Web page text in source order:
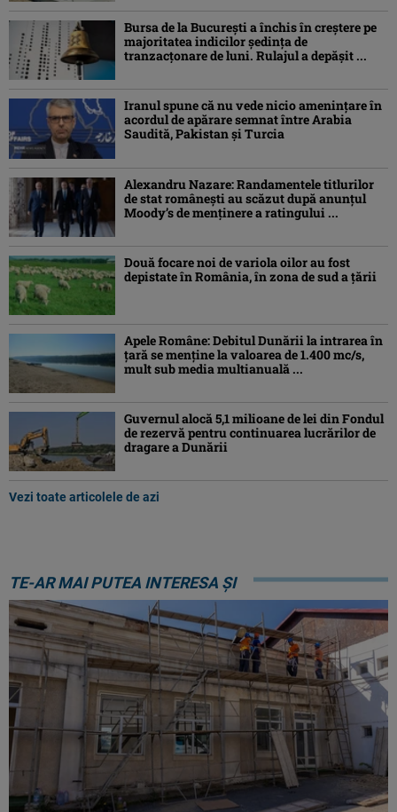
Bursa de la București a închis în creștere pe
majoritatea indicilor ședința de
tranzacțonare de luni. Rulajul a depășit ...
Iranul spune că nu vede nicio amenințare în
acordul de apărare semnat între Arabia
Saudită, Pakistan și Turcia
Alexandru Nazare: Randamentele titlurilor
de stat româneşti au scăzut după anunțul
Moody’s de menținere a ratingului ...
Două focare noi de variola oilor au fost
depistate în România, în zona de sud a țării
Apele Române: Debitul Dunării la intrarea în
țară se menține la valoarea de 1.400 mc/s,
mult sub media multianuală ...
Guvernul alocă 5,1 milioane de lei din Fondul
de rezervă pentru continuarea lucrărilor de
dragare a Dunării
Vezi toate articolele de azi
TE-AR MAI PUTEA INTERESA ȘI